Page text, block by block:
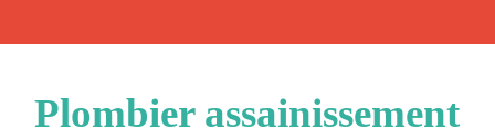
Plombier assainissement